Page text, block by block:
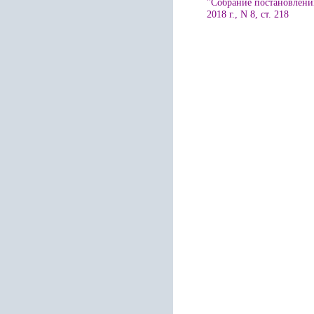
"Собрание
2018 г., N 8, ст. 218